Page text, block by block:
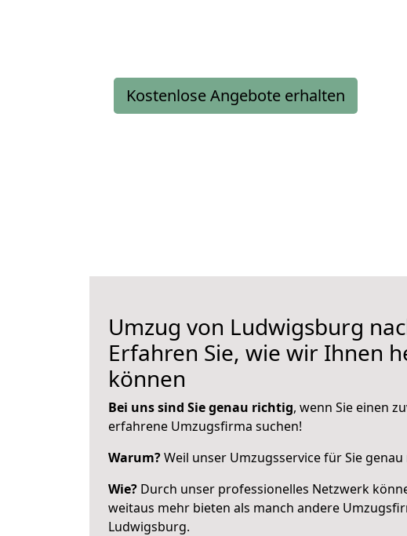
Kostenlose Angebote erhalten
Umzug von Ludwigsburg
Erfahren Sie, wie wir Ihnen
können
Bei uns sind Sie genau richtig, wenn Sie einen
erfahrene Umzugsfirma suchen!
Warum?Weil unser Umzugsservice für Sie
Wie? Durch unser professionelles Netzwerk
weitaus mehr bieten als manch andere
Ludwigsburg.